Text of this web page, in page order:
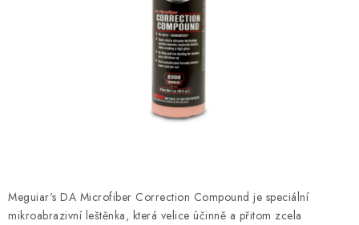
Podmínky ochrany osobních údajů
Mapa serveru
Meguiar's DA Microfiber Correction Compound je speciální
mikroabrazivní leštěnka, která velice účinně a přitom zcela